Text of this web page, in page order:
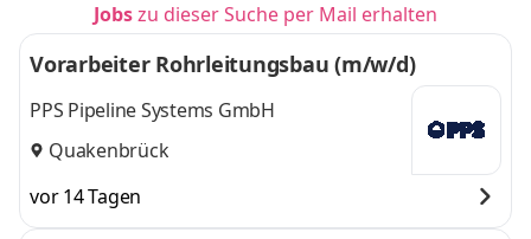
Jobszu dieser Suche per Mail erhalten
Vorarbeiter Rohrleitungsbau (m/w/d)
PPS Pipeline Systems GmbH
Quakenbrück
vor 14 Tagen